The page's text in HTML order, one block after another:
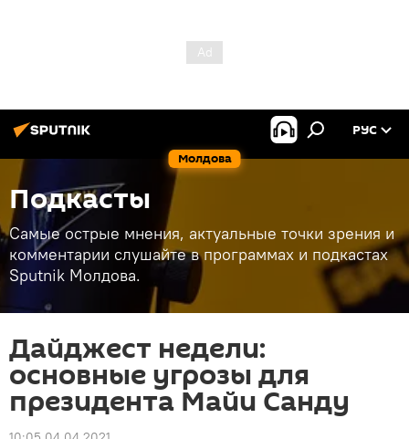
Молдова
РУС
Подкасты
Самые острые мнения, актуальные точки зрения и
комментарии слушайте в программах и подкастах
Sputnik Молдова.
Дайджест недели:
основные угрозы для
президента Майи Санду